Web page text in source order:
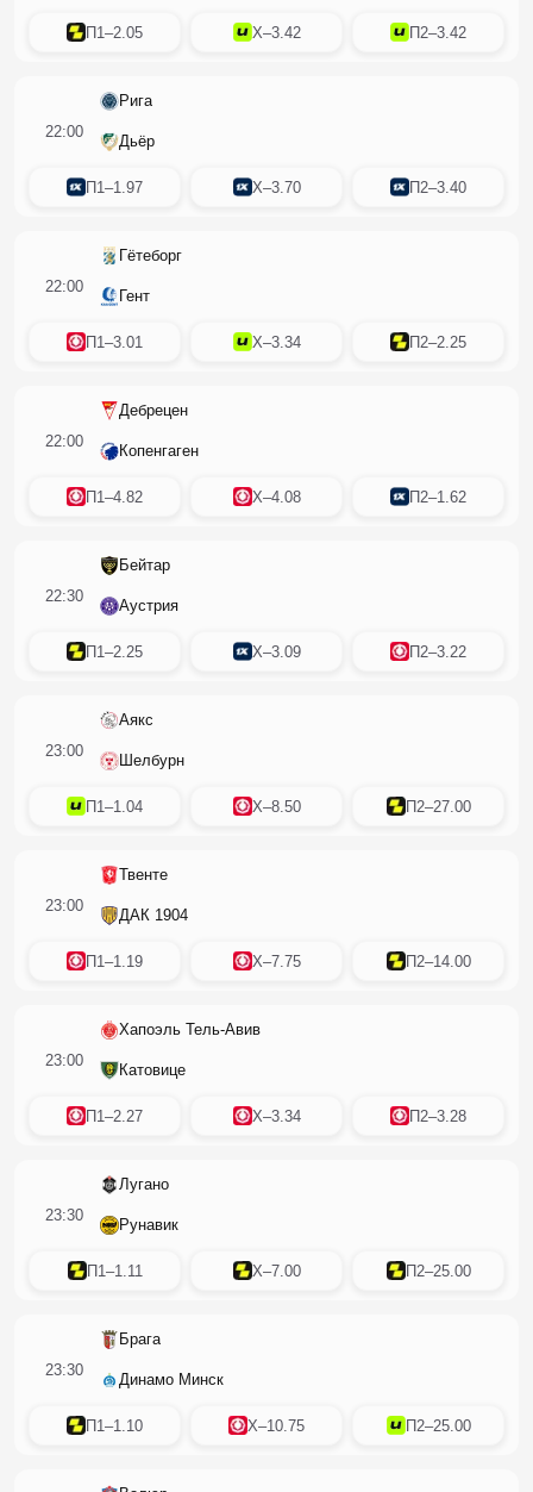
П1–2.05 X–3.42 П2–3.42
22:00
Рига
Дьёр
П1–1.97 X–3.70 П2–3.40
22:00
Гётеборг
Гент
П1–3.01 X–3.34 П2–2.25
22:00
Дебрецен
Копенгаген
П1–4.82 X–4.08 П2–1.62
22:30
Бейтар
Аустрия
П1–2.25 X–3.09 П2–3.22
23:00
Аякс
Шелбурн
П1–1.04 X–8.50 П2–27.00
23:00
Твенте
ДАК 1904
П1–1.19 X–7.75 П2–14.00
23:00
Хапоэль Тель-Авив
Катовице
П1–2.27 X–3.34 П2–3.28
23:30
Лугано
Рунавик
П1–1.11 X–7.00 П2–25.00
23:30
Брага
Динамо Минск
П1–1.10 X–10.75 П2–25.00